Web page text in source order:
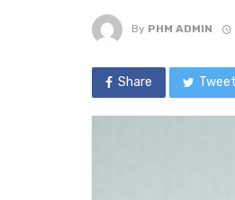
By PHM ADMIN
Share Tweet